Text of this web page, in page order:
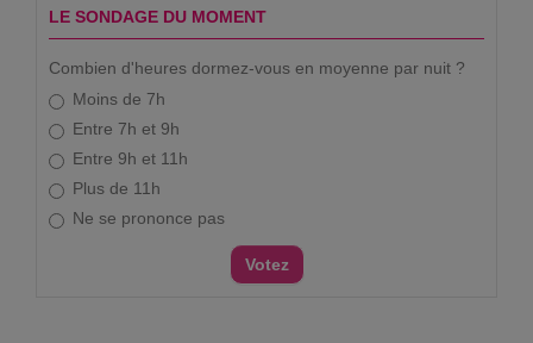
LE SONDAGE DU MOMENT
Combien d'heures dormez-vous en moyenne par nuit ?
Moins de 7h
Entre 7h et 9h
Entre 9h et 11h
Plus de 11h
Ne se prononce pas